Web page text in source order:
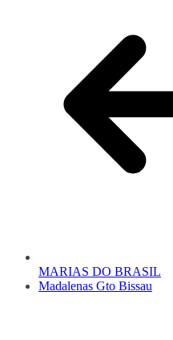
MARIAS DO BRASIL
Madalenas Gto Bissau